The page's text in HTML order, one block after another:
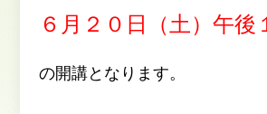
６月２０日（土）午後
の開講となります。